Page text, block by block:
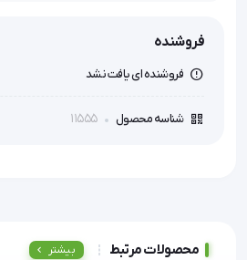
فروشنده
فروشنده ای یافت نشد
شناسه محصول 11555
محصولات مرتبط بیشتر